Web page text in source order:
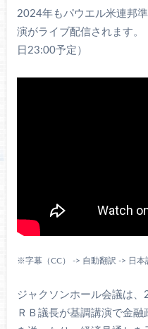
2024年もパウエル米連邦
演がライブ配信されます
日23:00予定）
※字幕（CC） -> 自動翻訳 -> 日
ジャクソンホール会議は
ＲＢ議長が基調講演で金